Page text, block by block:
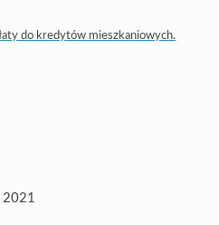
do kredytów mieszkaniowych.
2021